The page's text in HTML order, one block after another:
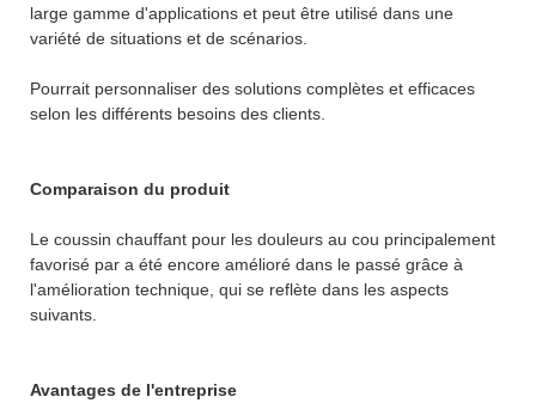
large gamme d'applications et peut être utilisé dans une
variété de situations et de scénarios.
Pourrait personnaliser des solutions complètes et efficaces
selon les différents besoins des clients.
Comparaison du produit
Le coussin chauffant pour les douleurs au cou principalement
favorisé par a été encore amélioré dans le passé grâce à
l'amélioration technique, qui se reflète dans les aspects
suivants.
Avantages de l'entreprise